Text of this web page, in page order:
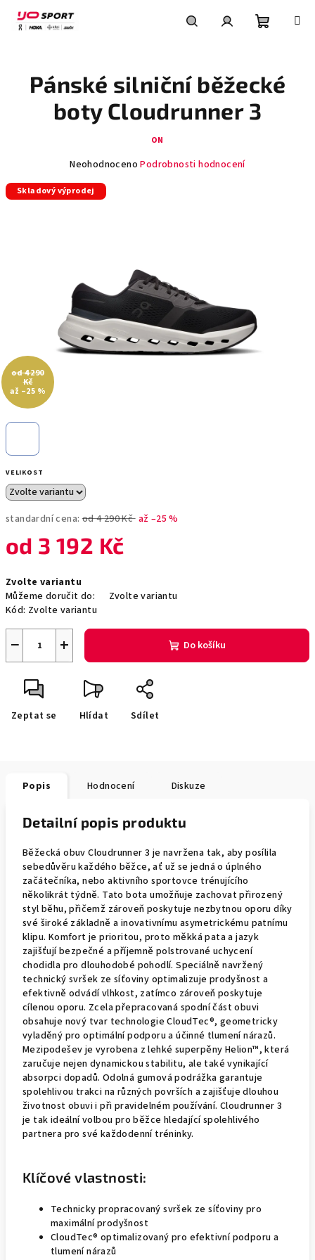
obsah
košík
VELIKOST
standardní cena: od 4 290 Kč až –25 %
od 3 192 Kč
cena:
Zvolte variantu
Můžeme doručit do:
Zvolte variantu
Kód: Zvolte variantu
+
− Do košíku
Zeptat se Hlídat Sdílet
Pánské silniční běžecké
boty Cloudrunner 3
ON
Průměrné
produktu
Neohodnoceno Podrobnosti hodnocení
Skladový výprodej
od 4 290
Kč
až –25 %
Popis Hodnocení Diskuze
Detailní popis produktu
Běžecká obuv Cloudrunner 3 je navržena tak, aby posílila
sebedůvěru každého běžce, ať už se jedná o úplného
začátečníka, nebo aktivního sportovce trénujícího
několikrát týdně. Tato bota umožňuje zachovat přirozený
styl běhu, přičemž zároveň poskytuje nezbytnou oporu díky
své široké základně a inovativnímu asymetrickému patnímu
klipu. Komfort je prioritou, proto měkká pata a jazyk
zajišťují bezpečné a příjemně polstrované uchycení
chodidla pro dlouhodobé pohodlí. Speciálně navržený
technický svršek ze síťoviny optimalizuje prodyšnost a
efektivně odvádí vlhkost, zatímco zároveň poskytuje
cílenou oporu. Zcela přepracovaná spodní část obuvi
obsahuje nový tvar technologie CloudTec®, geometricky
vyladěný pro optimální podporu a účinné tlumení nárazů.
Mezipodešev je vyrobena z lehké superpěny Helion™, která
zaručuje nejen dynamickou stabilitu, ale také vynikající
absorpci dopadů. Odolná gumová podrážka garantuje
spolehlivou trakci na různých površích a zajišťuje dlouhou
životnost obuvi i při pravidelném používání. Cloudrunner 3
je tak ideální volbou pro běžce hledající spolehlivého
partnera pro své každodenní tréninky.
Klíčové vlastnosti:
Technicky propracovaný svršek ze síťoviny pro
maximální prodyšnost
CloudTec® optimalizovaný pro efektivní podporu a
tlumení nárazů